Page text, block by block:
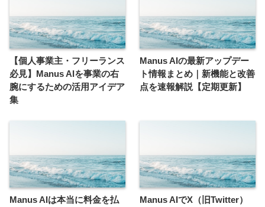
【個人事業主・フリーランス
必見】Manus AIを事業の右
腕にするための活用アイデア
集
Manus AIの最新アップデー
ト情報まとめ｜新機能と改善
点を速報解説【定期更新】
Manus AIは本当に料金を払
Manus AIでX（旧Twitter）